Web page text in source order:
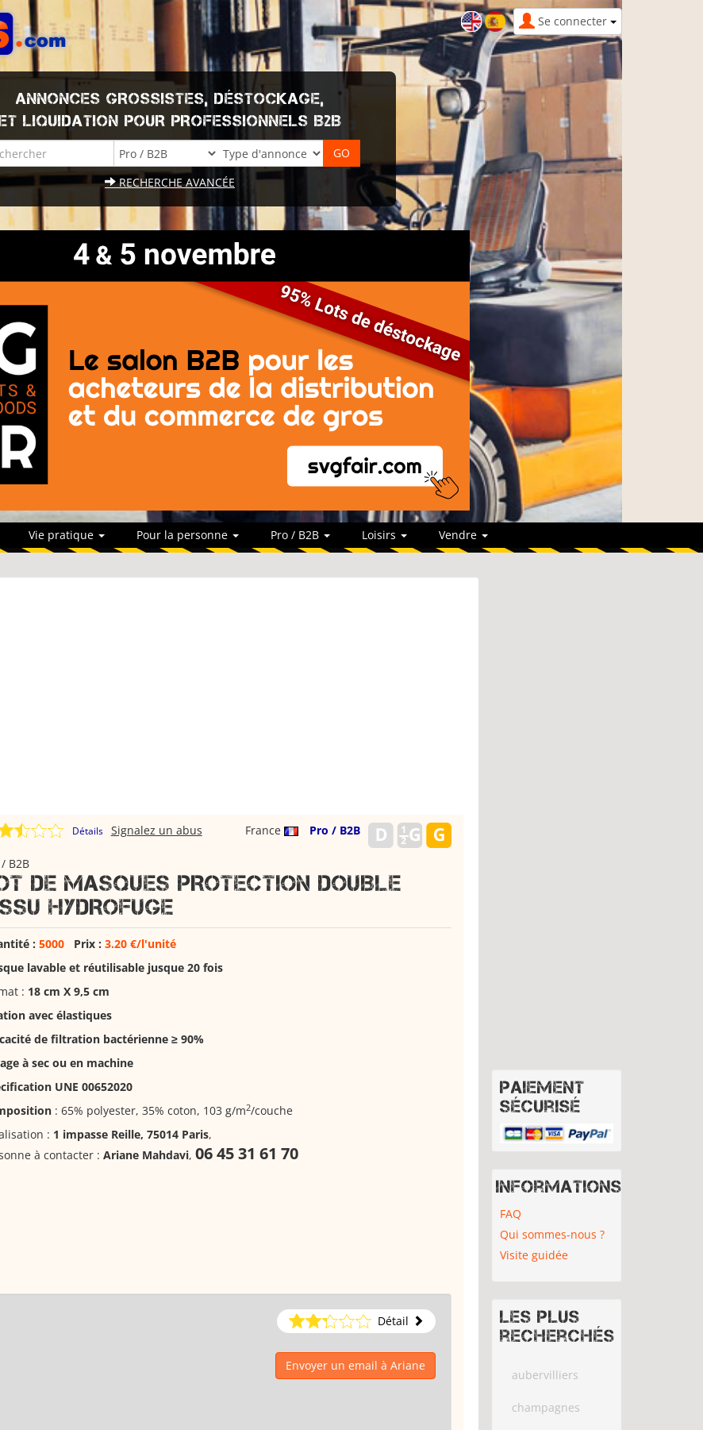
Se connecter
ANNONCES GROSSISTES, DÉSTOCKAGE,
LIQUIDATION POUR PROFESSIONNELS B2B
RECHERCHE AVANCÉE
Vie pratique Pour la personne Pro / B2B Loisirs Vendre
Détails France Pro / B2B
Signalez un abus
B2B
DE MASQUES PROTECTION DOUBLE
HYDROFUGE
: 5000Prix : 3.20 €/l'unité
lavable et réutilisable jusque 20 fois
: 18 cm X 9,5 cm
avec élastiques
de filtration bactérienne ≥ 90%
à sec ou en machine
UNE 00652020
: 65% polyester, 35% coton, 103 g/m2/couche
: 1 impasse Reille, 75014 Paris,
à contacter : Ariane Mahdavi, 06 45 31 61 70
Détail
Envoyer un email à Ariane
Paiement
sécurisé
Informations
FAQ
Qui sommes-nous ?
Visite guidée
Les plus
recherchés
aubervilliers
champagnes